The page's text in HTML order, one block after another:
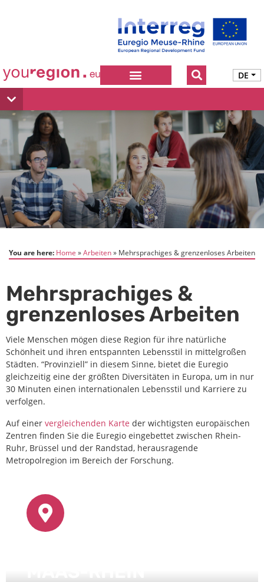
DE
You are here: Home Arbeiten Mehrsprachiges & grenzenloses Arbeiten
Mehrsprachiges &
grenzenloses Arbeiten
Viele Menschen mögen diese Region für ihre natürliche
Schönheit und ihren entspannten Lebensstil in mittelgroßen
Städten. “Provinziell” in diesem Sinne, bietet die Euregio
gleichzeitig eine der größten Diversitäten in Europa, um in nur
30 Minuten einen internationalen Lebensstil und Karriere zu
verfolgen.
Auf einer vergleichenden Karte der wichtigsten europäischen
Zentren finden Sie die Euregio eingebettet zwischen Rhein-
Ruhr, Brüssel und der Randstad, herausragende
Metropolregion im Bereich der Forschung.